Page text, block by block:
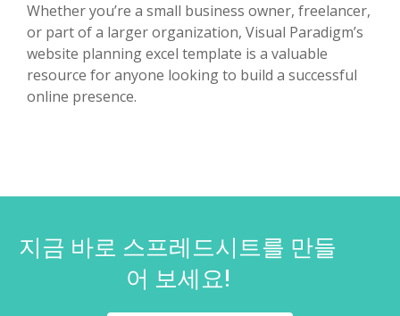
Whether you’re a small business owner, freelancer,
or part of a larger organization, Visual Paradigm’s
website planning excel template is a valuable
resource for anyone looking to build a successful
online presence.
지금 바로 스프레드시트를 만들
어 보세요!